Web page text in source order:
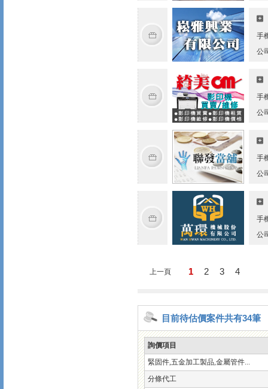
手
公
手
公
手
公
手
公
上一頁 1 2 3 4
目前待估價案件共有34筆
詢價項目
緊固件,五金加工製品,金屬管件...
分條代工